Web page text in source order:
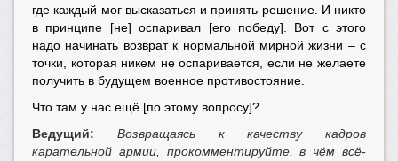
где каждый мог высказаться и принять решение. И никто
в принципе [не] оспаривал [его победу]. Вот с этого
надо начинать возврат к нормальной мирной жизни – с
точки, которая никем не оспаривается, если не желаете
получить в будущем военное противостояние.
Что там у нас ещё [по этому вопросу]?
Ведущий: Возвращаясь к качеству кадров
карательной армии, прокомментируйте, в чём всё-